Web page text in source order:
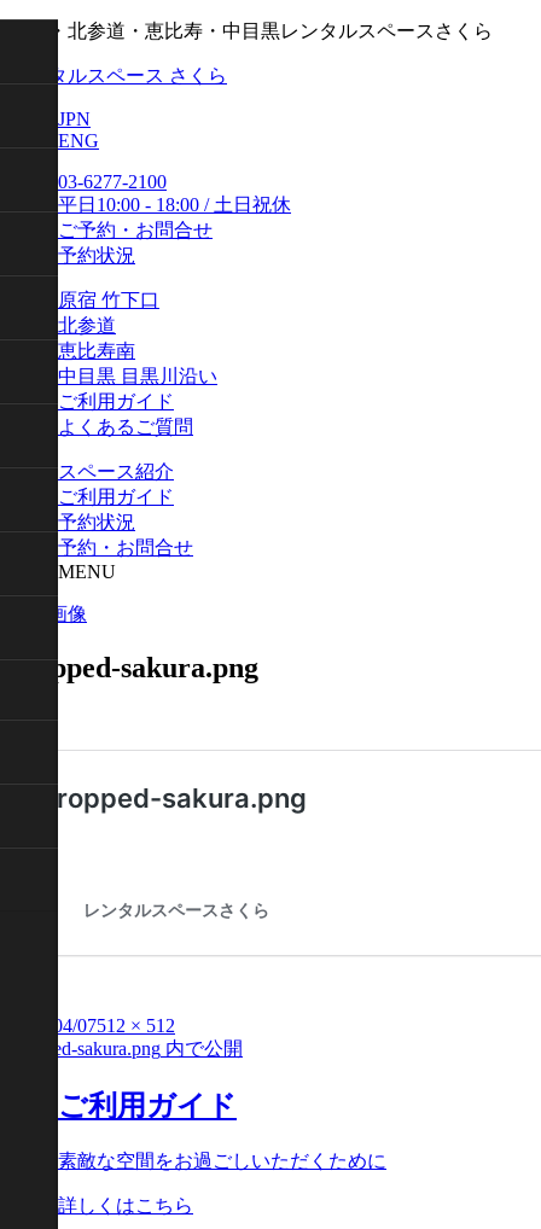
原宿・北参道・恵比寿・中目黒レンタルスペースさくら
レンタルスペース さくら
JPN
ENG
03-6277-2100
平日10:00 - 18:00 / 土日祝休
ご予約・お問合せ
予約状況
原宿 竹下口
北参道
恵比寿南
中目黒 目黒川沿い
ご利用ガイド
よくあるご質問
スペース紹介
ご利用ガイド
予約状況
予約・お問合せ
MENU
前の画像
cropped-sakura.png
2023/04/07フ
ル
イ
ズ
512 × 512
cropped-sakura.png 内で公開
ご利用ガイド
素敵な空間をお過ごしいただくために
詳しくはこちら